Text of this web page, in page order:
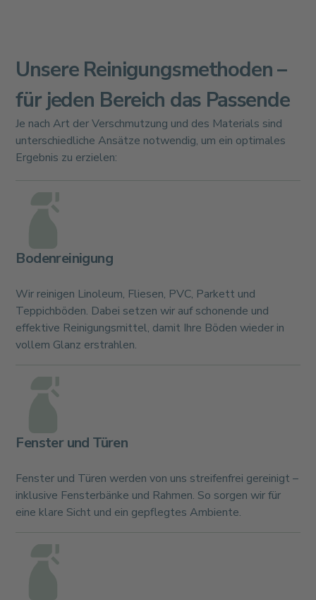
Unsere Reinigungsmethoden –
für jeden Bereich das Passende
Je nach Art der Verschmutzung und des Materials sind
unterschiedliche Ansätze notwendig, um ein optimales
Ergebnis zu erzielen:
Bodenreinigung
Wir reinigen Linoleum, Fliesen, PVC, Parkett und
Teppichböden. Dabei setzen wir auf schonende und
effektive Reinigungsmittel, damit Ihre Böden wieder in
vollem Glanz erstrahlen.
Fenster und Türen
Fenster und Türen werden von uns streifenfrei gereinigt –
inklusive Fensterbänke und Rahmen. So sorgen wir für
eine klare Sicht und ein gepflegtes Ambiente.